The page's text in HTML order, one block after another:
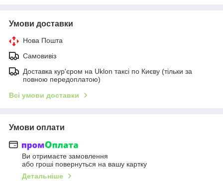
Умови доставки
Нова Пошта
Самовивіз
Доставка кур'єром на Uklon таксі по Києву (тільки за
повною передоплатою)
Всі умови доставки
Умови оплати
Ви отримаєте замовлення
або гроші повернуться на вашу картку
Детальніше